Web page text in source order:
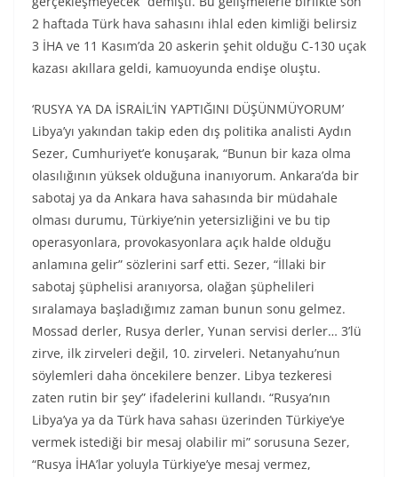
2 haftada Türk hava sahasını ihlal eden kimliği belirsiz
3 İHA ve 11 Kasım’da 20 askerin şehit olduğu C-130 uçak
kazası akıllara geldi, kamuoyunda endişe oluştu.
‘RUSYA YA DA İSRAİL’İN YAPTIĞINI DÜŞÜNMÜYORUM’
Libya’yı yakından takip eden dış politika analisti Aydın
Sezer, Cumhuriyet’e konuşarak, “Bunun bir kaza olma
olasılığının yüksek olduğuna inanıyorum. Ankara’da bir
sabotaj ya da Ankara hava sahasında bir müdahale
olması durumu, Türkiye’nin yetersizliğini ve bu tip
operasyonlara, provokasyonlara açık halde olduğu
anlamına gelir” sözlerini sarf etti. Sezer, “İllaki bir
sabotaj şüphelisi aranıyorsa, olağan şüphelileri
sıralamaya başladığımız zaman bunun sonu gelmez.
Mossad derler, Rusya derler, Yunan servisi derler… 3’lü
zirve, ilk zirveleri değil, 10. zirveleri. Netanyahu’nun
söylemleri daha öncekilere benzer. Libya tezkeresi
zaten rutin bir şey” ifadelerini kullandı. “Rusya’nın
Libya’ya ya da Türk hava sahası üzerinden Türkiye’ye
vermek istediği bir mesaj olabilir mi” sorusuna Sezer,
“Rusya İHA’lar yoluyla Türkiye’ye mesaj vermez,